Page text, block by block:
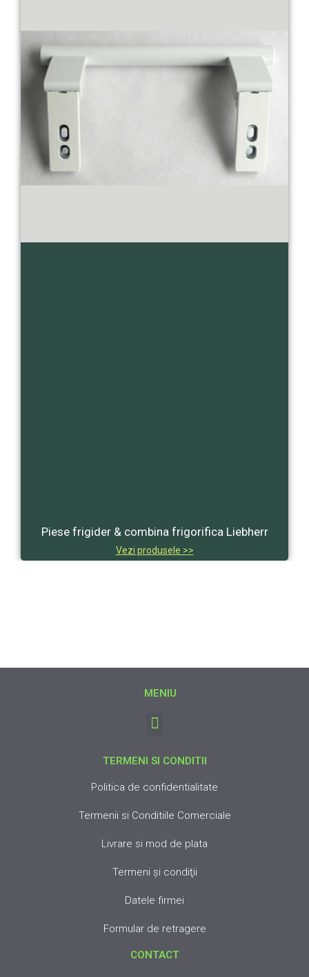
Piese frigider & combina frigorifica Liebherr
Vezi produsele >>
MENIU
TERMENI SI CONDITII
Politica de confidentialitate
Termenii si Conditiile Comerciale
Livrare si mod de plata
Termeni şi condiţii
Datele firmei
Formular de retragere
CONTACT